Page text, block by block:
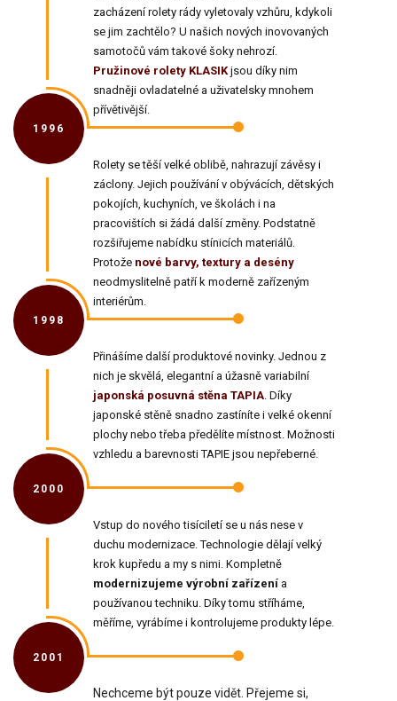
zacházení rolety rády vyletovaly vzhůru, kdykoli
se jim zachtělo? U našich nových inovovaných
samotočů vám takové šoky nehrozí.
Pružinové rolety KLASIKjsou díky nim
snadněji ovladatelné a uživatelsky mnohem
přívětivější.
1996
Rolety se těší velké oblibě, nahrazují závěsy i
záclony. Jejich používání v obývácích, dětských
pokojích, kuchyních, ve školách i na
pracovištích si žádá další změny. Podstatně
rozšiřujeme nabídku stínicích materiálů.
Protože nové barvy, textury a desény
neodmyslitelně patří k moderně zařízeným
interiérům.
1998
Přinášíme další produktové novinky. Jednou z
nich je skvělá, elegantní a úžasně variabilní
japonská posuvná stěna TAPIA. Díky
japonské stěně snadno zastíníte i velké okenní
plochy nebo třeba předělíte místnost. Možnosti
vzhledu a barevnosti TAPIE jsou nepřeberné.
2000
Vstup do nového tisíciletí se u nás nese v
duchu modernizace. Technologie dělají velký
krok kupředu a my s nimi. Kompletně
modernizujeme výrobní zařízení a
používanou techniku. Díky tomu stříháme,
měříme, vyrábíme i kontrolujeme produkty lépe.
2001
Nechceme být pouze vidět. Přejeme si,